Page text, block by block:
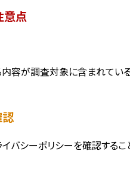
意点
容が調査対象に含まれている
バシーポリシーを確認するこ